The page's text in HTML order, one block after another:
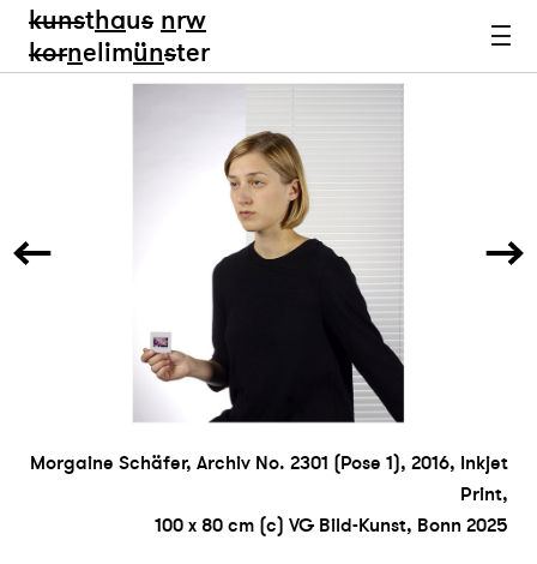
kunsthaus nrw
kornelimünster
Morgaine Schäfer, Archiv No. 2301 (Pose 1), 2016, Inkjet
Print,
100 x 80 cm (c) VG Bild-Kunst, Bonn 2025